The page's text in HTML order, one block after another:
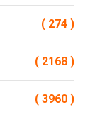
( 274 )
( 2168 )
( 3960 )